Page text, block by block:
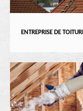
ENTREPRISE DE